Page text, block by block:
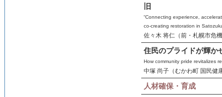
旧
“Connecting experience,
co-creating restoration in
佐々木 将仁（前・札幌市危
住民のプライドが輝か
How community pride revitalizes
中塚 尚子（むかわ町 国民健
人材確保・育成